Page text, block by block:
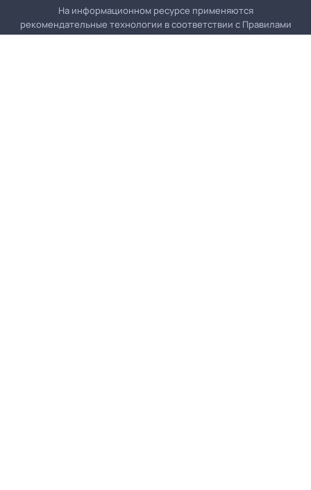
На информационном ресурсе применяются
рекомендательные технологии в соответствии с Правилами